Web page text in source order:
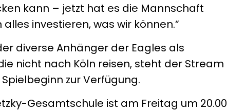
kann – jetzt hat es die Mannschaft
investieren, was wir können.“
diverse Anhänger der Eagles als
nicht nach Köln reisen, steht der Stream
zur Verfügung.
Gesamtschule ist am Freitag um 20.00